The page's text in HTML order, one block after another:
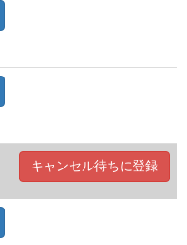
キャンセル待ちに登録